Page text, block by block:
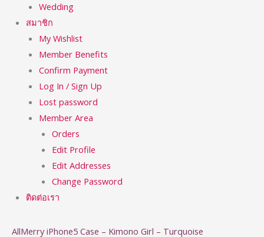
Wedding
สมาชิก
My Wishlist
Member Benefits
Confirm Payment
Log In / Sign Up
Lost password
Member Area
Orders
Edit Profile
Edit Addresses
Change Password
ติดต่อเรา
AllMerry iPhone5 Case – Kimono Girl – Turquoise